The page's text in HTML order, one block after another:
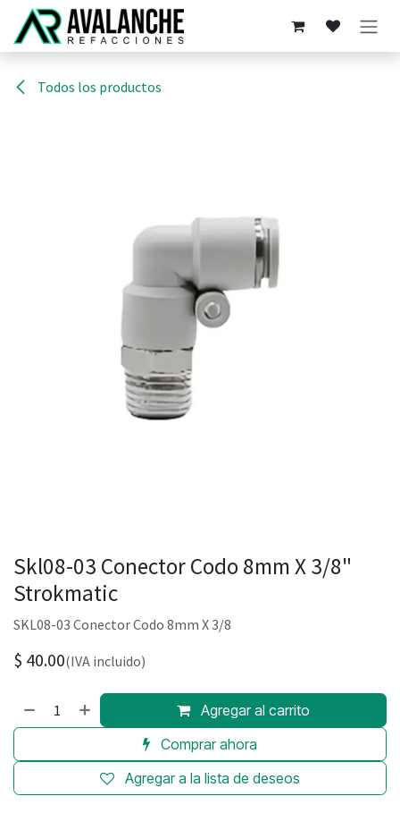
Ir al contenido
Todos los productos
Skl08-03 Conector Codo 8mm X 3/8"
Strokmatic
SKL08-03 Conector Codo 8mm X 3/8
$ 40.00(IVA incluido)
Agregar al carrito
Comprar ahora
Agregar a la lista de deseos